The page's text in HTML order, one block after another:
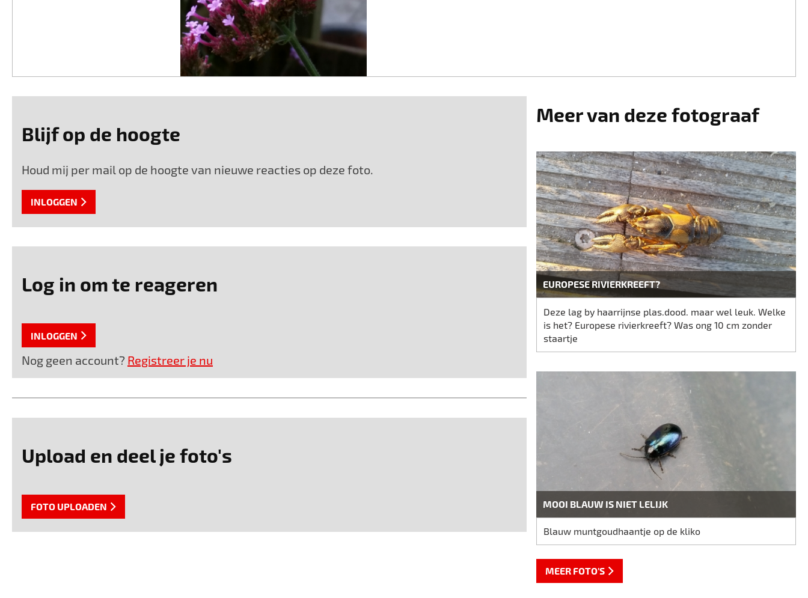
Blijf op de hoogte
Houd mij per mail op de hoogte van nieuwe reacties op deze foto.
INLOGGEN
Log in om te reageren
INLOGGEN
Nog geen account? Registreer je nu
Upload en deel je foto's
FOTO UPLOADEN
Meer van deze fotograaf
EUROPESE RIVIERKREEFT?
Deze lag by haarrijnse plas.dood. maar wel leuk. Welke
is het? Europese rivierkreeft? Was ong 10 cm zonder
staartje
MOOI BLAUW IS NIET LELIJK
Blauw muntgoudhaantje op de kliko
MEER FOTO'S